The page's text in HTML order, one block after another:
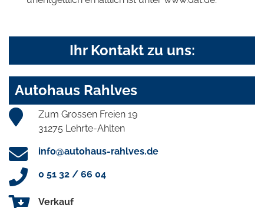
Ihr Kontakt zu uns:
Autohaus Rahlves
Zum Grossen Freien 19
31275 Lehrte-Ahlten
info@autohaus-rahlves.de
0 51 32 / 66 04
Verkauf